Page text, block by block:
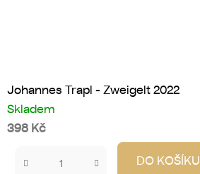
Johannes Trapl - Zweigelt 2022
Skladem
398 Kč
DO KOŠÍKU